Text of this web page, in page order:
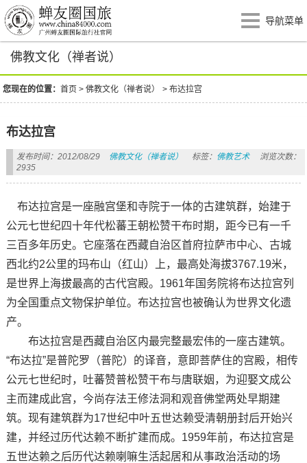
导航菜单
佛教文化（禅者说）
您现在的位置：首页 >佛教文化（禅者说） >布达拉宫
布达拉宫
发布时间：2012/08/29 佛教文化（禅者说） 标签： 佛教艺术
浏览次数：
2935
布达拉宫是一座融宫堡和寺院于一体的古建筑群，始建于
公元七世纪四十年代松蕃王朝松赞干布时期，距今已有一千
三百多年历史。它座落在西藏自治区首府拉萨市中心、古城
西北约2公里的玛布山（红山）上，最高处海拔3767.19米，
是世界上海拔最高的古代宫殿。1961年国务院将布达拉宫列
为全国重点文物保护单位。布达拉宫也被确认为世界文化遗
产。
布达拉宫是西藏自治区内最完整最宏伟的一座古建筑。
“布达拉”是普陀罗（普陀）的译音，意即菩萨住的宫殿，相传
公元七世纪时，吐蕃赞普松赞干布与唐联姻，为迎娶文成公
主而建成此宫，今尚存法王修法洞和观音佛堂两处早期建
筑。现有建筑群为17世纪中叶五世达赖受清朝册封后开始兴
建，并经过历代达赖不断扩建而成。1959年前，布达拉宫是
五世达赖之后历代达赖喇嘛生活起居和从事政治活动的场